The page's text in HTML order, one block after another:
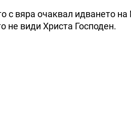
с вяра очаквал идването
не види Христа Господен.